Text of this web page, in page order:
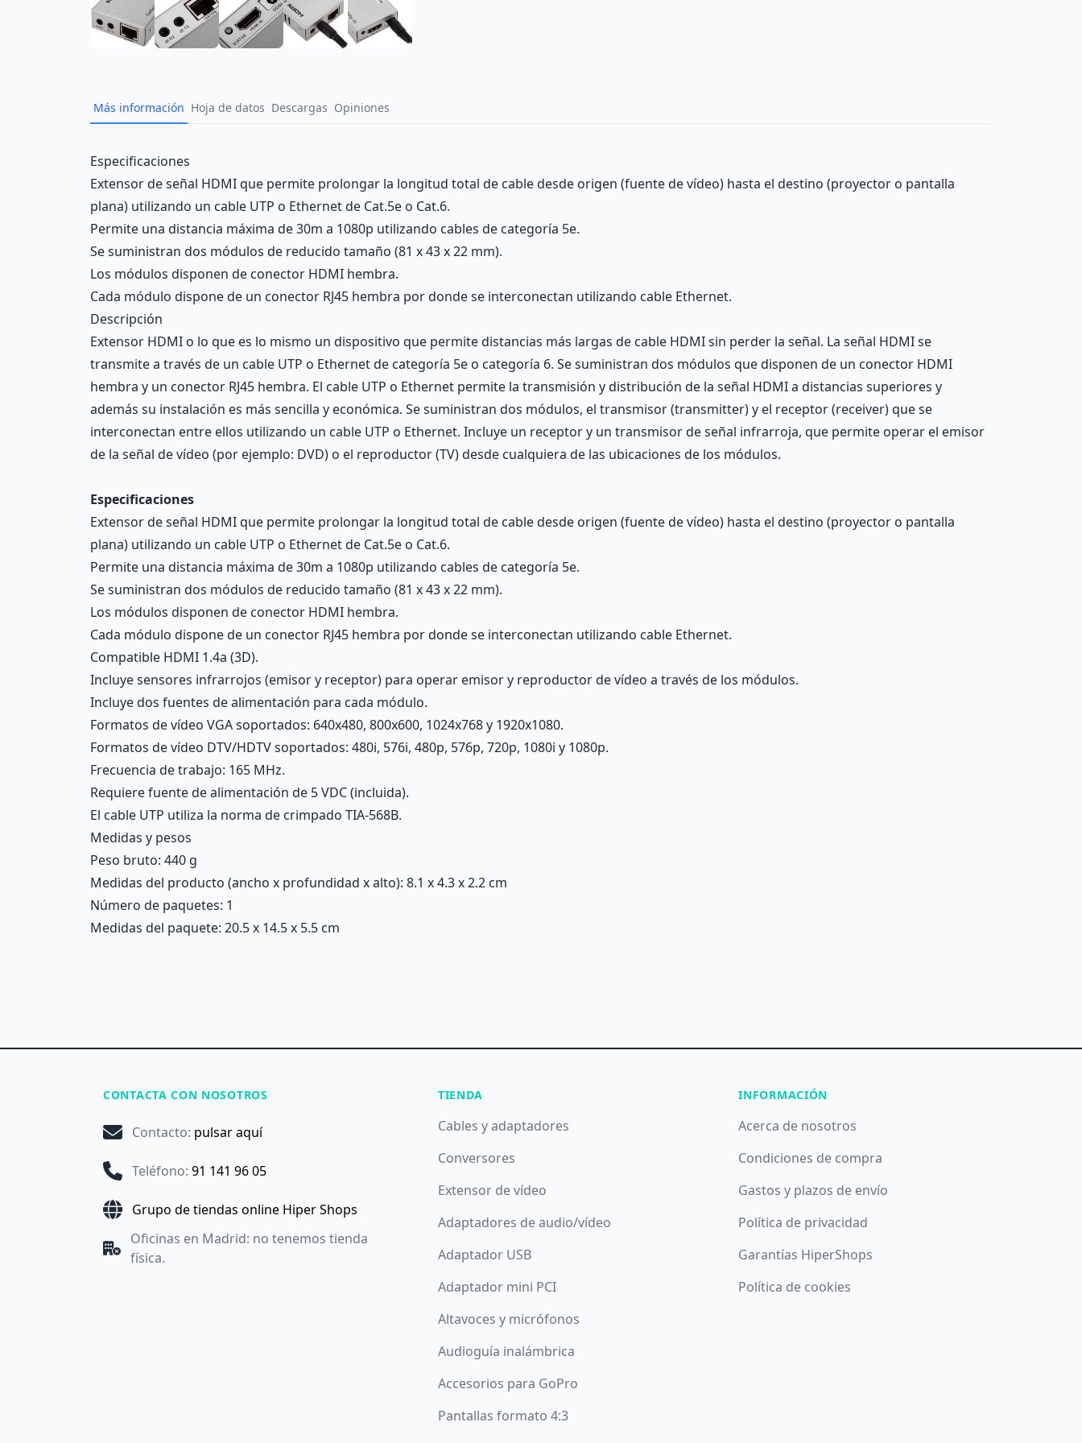
Más información Hoja de datos Descargas Opiniones
Description
Especificaciones
Extensor de señal HDMI que permite prolongar la longitud total de cable desde origen (fuente de vídeo) hasta el destino (proyector o pantalla
plana) utilizando un cable UTP o Ethernet de Cat.5e o Cat.6.
Permite una distancia máxima de 30m a 1080p utilizando cables de categoría 5e.
Se suministran dos módulos de reducido tamaño (81 x 43 x 22 mm).
Los módulos disponen de conector HDMI hembra.
Cada módulo dispone de un conector RJ45 hembra por donde se interconectan utilizando cable Ethernet.
Descripción
Extensor HDMI o lo que es lo mismo un dispositivo que permite distancias más largas de cable HDMI sin perder la señal. La señal HDMI se
transmite a través de un cable UTP o Ethernet de categoría 5e o categoría 6. Se suministran dos módulos que disponen de un conector HDMI
hembra y un conector RJ45 hembra. El cable UTP o Ethernet permite la transmisión y distribución de la señal HDMI a distancias superiores y
además su instalación es más sencilla y económica. Se suministran dos módulos, el transmisor (transmitter) y el receptor (receiver) que se
interconectan entre ellos utilizando un cable UTP o Ethernet. Incluye un receptor y un transmisor de señal infrarroja, que permite operar el emisor
de la señal de vídeo (por ejemplo: DVD) o el reproductor (TV) desde cualquiera de las ubicaciones de los módulos.
Especificaciones
Extensor de señal HDMI que permite prolongar la longitud total de cable desde origen (fuente de vídeo) hasta el destino (proyector o pantalla
plana) utilizando un cable UTP o Ethernet de Cat.5e o Cat.6.
Permite una distancia máxima de 30m a 1080p utilizando cables de categoría 5e.
Se suministran dos módulos de reducido tamaño (81 x 43 x 22 mm).
Los módulos disponen de conector HDMI hembra.
Cada módulo dispone de un conector RJ45 hembra por donde se interconectan utilizando cable Ethernet.
Compatible HDMI 1.4a (3D).
Incluye sensores infrarrojos (emisor y receptor) para operar emisor y reproductor de vídeo a través de los módulos.
Incluye dos fuentes de alimentación para cada módulo.
Formatos de vídeo VGA soportados: 640x480, 800x600, 1024x768 y 1920x1080.
Formatos de vídeo DTV/HDTV soportados: 480i, 576i, 480p, 576p, 720p, 1080i y 1080p.
Frecuencia de trabajo: 165 MHz.
Requiere fuente de alimentación de 5 VDC (incluida).
El cable UTP utiliza la norma de crimpado TIA-568B.
Medidas y pesos
Peso bruto: 440 g
Medidas del producto (ancho x profundidad x alto): 8.1 x 4.3 x 2.2 cm
Número de paquetes: 1
Medidas del paquete: 20.5 x 14.5 x 5.5 cm
CONTACTA CON NOSOTROS
Contacto: pulsar aquí
Teléfono: 91 141 96 05
Grupo de tiendas online Hiper Shops
Oficinas en Madrid: no tenemos tienda
física.
TIENDA
Cables y adaptadores
Conversores
Extensor de vídeo
Adaptadores de audio/vídeo
Adaptador USB
Adaptador mini PCI
Altavoces y micrófonos
Audioguía inalámbrica
Accesorios para GoPro
Pantallas formato 4:3
INFORMACIÓN
Acerca de nosotros
Condiciones de compra
Gastos y plazos de envío
Política de privacidad
Garantías HiperShops
Política de cookies